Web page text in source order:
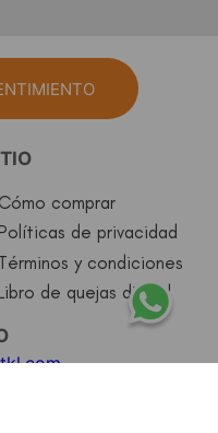
Cómo comprar
Políticas de privacidad
Términos y condiciones
Libro de quejas digital